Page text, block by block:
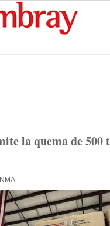
la quema de